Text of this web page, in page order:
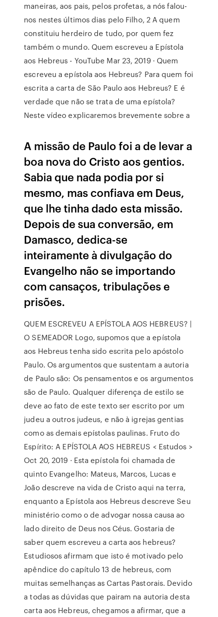
maneiras, aos pais, pelos profetas, a nós falou-
nos nestes últimos dias pelo Filho, 2 A quem
constituiu herdeiro de tudo, por quem fez
também o mundo. Quem escreveu a Epístola
aos Hebreus - YouTube Mar 23, 2019 · Quem
escreveu a epístola aos Hebreus? Para quem foi
escrita a carta de São Paulo aos Hebreus? E é
verdade que não se trata de uma epístola?
Neste vídeo explicaremos brevemente sobre a
A missão de Paulo foi a de levar a
boa nova do Cristo aos gentios.
Sabia que nada podia por si
mesmo, mas confiava em Deus,
que lhe tinha dado esta missão.
Depois de sua conversão, em
Damasco, dedica-se
inteiramente à divulgação do
Evangelho não se importando
com cansaços, tribulações e
prisões.
QUEM ESCREVEU A EPÍSTOLA AOS HEBREUS? |
O SEMEADOR Logo, supomos que a epístola
aos Hebreus tenha sido escrita pelo apóstolo
Paulo. Os argumentos que sustentam a autoria
de Paulo são: Os pensamentos e os argumentos
são de Paulo. Qualquer diferença de estilo se
deve ao fato de este texto ser escrito por um
judeu a outros judeus, e não à igrejas gentias
como as demais epístolas paulinas. Fruto do
Espírito: A EPÍSTOLA AOS HEBREUS < Estudos >
Oct 20, 2019 · Esta epístola foi chamada de
quinto Evangelho: Mateus, Marcos, Lucas e
João descreve na vida de Cristo aqui na terra,
enquanto a Epístola aos Hebreus descreve Seu
ministério como o de advogar nossa causa ao
lado direito de Deus nos Céus. Gostaria de
saber quem escreveu a carta aos hebreus?
Estudiosos afirmam que isto é motivado pelo
apêndice do capítulo 13 de hebreus, com
muitas semelhanças as Cartas Pastorais. Devido
a todas as dúvidas que pairam na autoria desta
carta aos Hebreus, chegamos a afirmar, que a